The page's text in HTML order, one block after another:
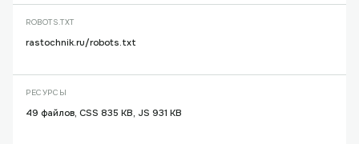
ROBOTS.TXT
rastochnik.ru/robots.txt
РЕСУРСЫ
49 файлов, CSS 835 KB, JS 931 KB